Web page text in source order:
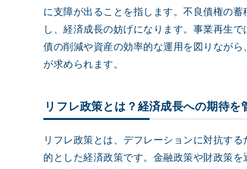
に支障が出ることを指します。不良債権の
し、経済成長の妨げになります。事業再生
債の削減や資産の効率的な運用を図りなが
が求められます。
リフレ政策とは？経済成長への期待を
リフレ政策とは、デフレーションに対抗す
的とした経済政策です。金融政策や財政策